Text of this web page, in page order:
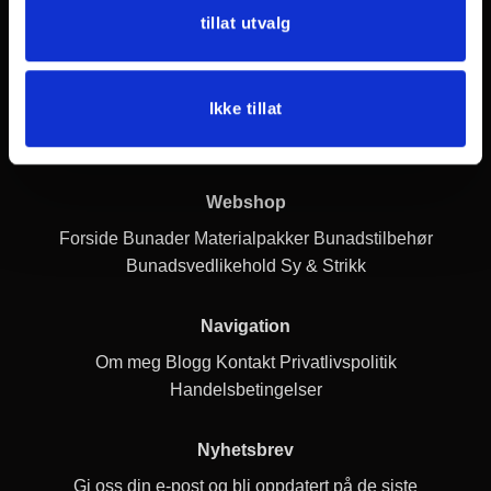
tillat utvalg
Ikke tillat
Bunadservice
Gamlehaugvegen 20 5230 Paradis
Webshop
Forside Bunader Materialpakker Bunadstilbehør
Bunadsvedlikehold Sy & Strikk
Navigation
Om meg Blogg Kontakt Privatlivspolitik
Handelsbetingelser
Nyhetsbrev
Gi oss din e-post og bli oppdatert på de siste